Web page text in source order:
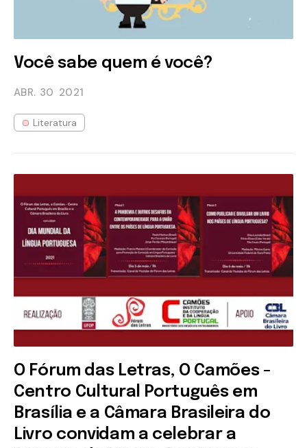
Você sabe quem é você?
ABR. 30 2021
Literatura
O Fórum das Letras, O Camões -
Centro Cultural Português em
Brasília e a Câmara Brasileira do
Livro convidam a celebrar a